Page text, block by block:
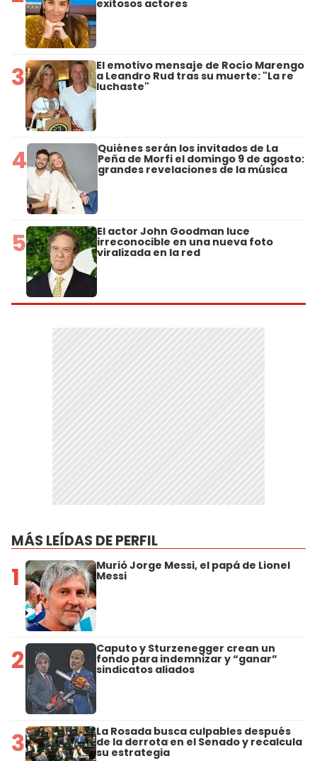
exitosos actores
3 El emotivo mensaje de Rocío Marengo
a Leandro Rud tras su muerte: "La re
luchaste"
4 Quiénes serán los invitados de La
Peña de Morfi el domingo 9 de agosto:
grandes revelaciones de la música
5 El actor John Goodman luce
irreconocible en una nueva foto
viralizada en la red
MÁS LEÍDAS DE PERFIL
1 Murió Jorge Messi, el papá de Lionel
Messi
2 Caputo y Sturzenegger crean un
fondo para indemnizar y “ganar”
sindicatos aliados
3 La Rosada busca culpables después
de la derrota en el Senado y recalcula
su estrategia